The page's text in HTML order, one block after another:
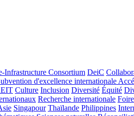
Infrastructure Consortium DeiC
d'excellence internationale
Culture Inclusion Diversité Équité
Recherche internationale
Singapour Thaïlande Philippines